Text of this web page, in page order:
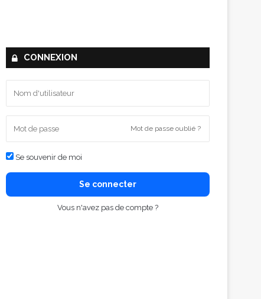
CONNEXION
Mot de passe oublié ?
Se souvenir de moi
Se connecter
Vous n'avez pas de compte ?